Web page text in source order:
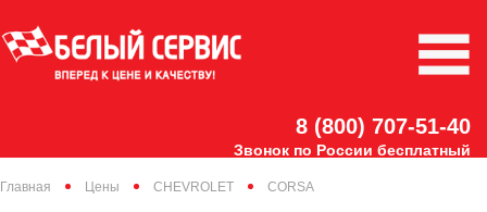
8 (800) 707-51-40
Звонок по России бесплатный
Главная Цены CHEVROLET CORSA